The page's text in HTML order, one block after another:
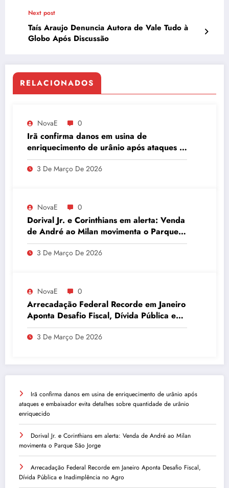
Next post
Taís Araujo Denuncia Autora de Vale Tudo à
Globo Após Discussão
RELACIONADOS
NovaE 0
Irã confirma danos em usina de
enriquecimento de urânio após ataques e
embaixador evita detalhes sobre
quantidade de urânio enriquecido
3 De Março De 2026
NovaE 0
Dorival Jr. e Corinthians em alerta: Venda
de André ao Milan movimenta o Parque
São Jorge
3 De Março De 2026
NovaE 0
Arrecadação Federal Recorde em Janeiro
Aponta Desafio Fiscal, Dívida Pública e
Inadimplência no Agro
3 De Março De 2026
Irã confirma danos em usina de enriquecimento de urânio após
ataques e embaixador evita detalhes sobre quantidade de urânio
enriquecido
Dorival Jr. e Corinthians em alerta: Venda de André ao Milan
movimenta o Parque São Jorge
Arrecadação Federal Recorde em Janeiro Aponta Desafio Fiscal,
Dívida Pública e Inadimplência no Agro